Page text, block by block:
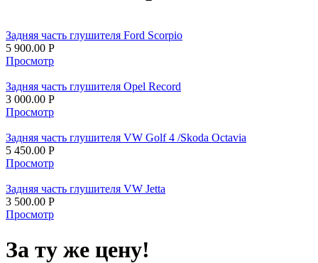
Задняя часть глушителя Ford Scorpio
5 900.00 Р
Просмотр
Задняя часть глушителя Opel Record
3 000.00 Р
Просмотр
Задняя часть глушителя VW Golf 4 /Skoda Octavia
5 450.00 Р
Просмотр
Задняя часть глушителя VW Jetta
3 500.00 Р
Просмотр
За ту же цену!